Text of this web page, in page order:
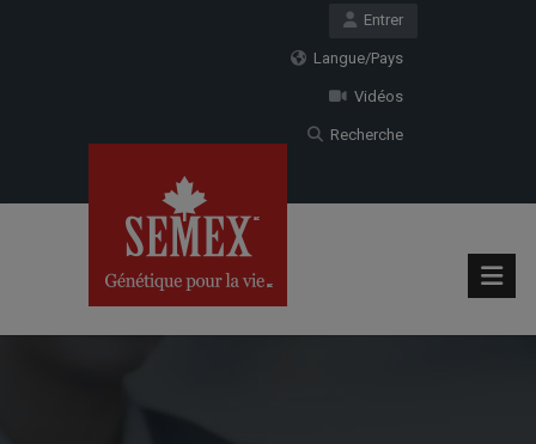
Entrer
Langue/Pays
Vidéos
Recherche